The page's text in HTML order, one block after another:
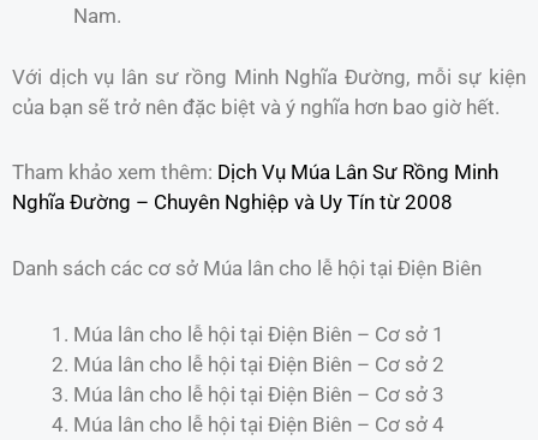
Nam.
Với dịch vụ lân sư rồng Minh Nghĩa Đường, mỗi sự kiện
của bạn sẽ trở nên đặc biệt và ý nghĩa hơn bao giờ hết.
Tham khảo xem thêm: Dịch Vụ Múa Lân Sư Rồng Minh
Nghĩa Đường – Chuyên Nghiệp và Uy Tín từ 2008
Danh sách các cơ sở Múa lân cho lễ hội tại Điện Biên
Múa lân cho lễ hội tại Điện Biên – Cơ sở 1
Múa lân cho lễ hội tại Điện Biên – Cơ sở 2
Múa lân cho lễ hội tại Điện Biên – Cơ sở 3
Múa lân cho lễ hội tại Điện Biên – Cơ sở 4